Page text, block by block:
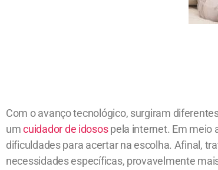
Com o avanço tecnológico, surgiram
umcuidador de idosospela internet. Em meio
dificuldades para acertar na escolha. Afinal,
necessidades específicas, provavelmente